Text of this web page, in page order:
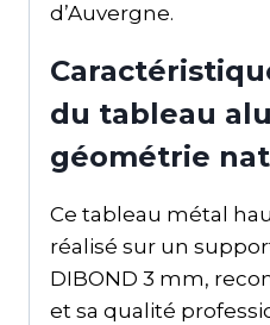
d’Auvergne.
du tableau
géométrie
Ce tableau métal
réalisé sur un
DIBOND 3 mm,
et sa qualité